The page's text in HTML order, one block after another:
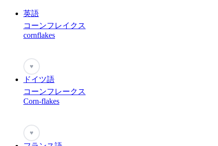
英語
コーンフレイクス
cornflakes
♥
ドイツ語
コーンフレークス
Corn-flakes
♥